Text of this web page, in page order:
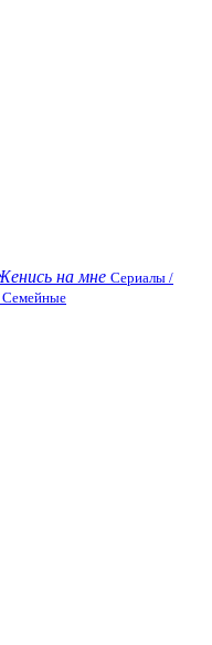
на мне Сериалы /
Семейные